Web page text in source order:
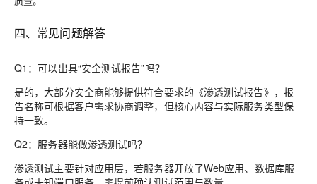
四、常见问题解答
Q1：可以出具“安全测试报告”吗？
是的，大部分安全商能够提供符合要求的《渗透测试报告》，报
告名称可根据客户需求协商调整，但核心内容与实际服务类型保
持一致。
Q2：服务器能做渗透测试吗？
渗透测试主要针对应用层，若服务器开放了Web应用、数据库服